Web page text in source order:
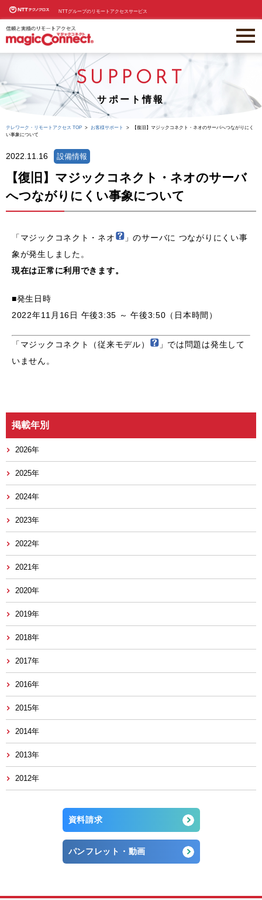
NTTグループのリモートアクセスサービス
SUPPORT
サポート情報
テレワーク・リモートアクセス TOP お客様サポート
【復旧】マジックコネクト・ネオのサーバへつながりにく
い事象について
2022.11.16 設備情報
【復旧】マジックコネクト・ネオのサーバ
へつながりにくい事象について
「マジックコネクト・ネオ
」のサーバに つながりにくい事
象が発生しました。
現在は正常に利用できます。
■発生日時
2022年11月16日 午後3:35 ～ 午後3:50（日本時間）
「マジックコネクト（従来モデル）
」では問題は発生して
いません。
掲載年別
2026年
2025年
2024年
2023年
2022年
2021年
2020年
2019年
2018年
2017年
2016年
2015年
2014年
2013年
2012年
資料請求
パンフレット・動画